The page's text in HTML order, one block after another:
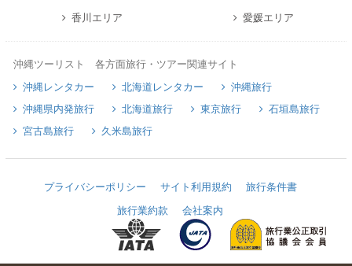
香川エリア 愛媛エリア
沖縄ツーリスト 各方面旅行・ツアー関連サイト
沖縄レンタカー
北海道レンタカー
沖縄旅行
沖縄県内発旅行
北海道旅行 東京旅行
石垣島旅行
宮古島旅行
久米島旅行
プライバシーポリシー サイト利用規約
旅行条件書
旅行業約款
会社案内